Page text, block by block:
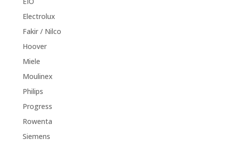
Electrolux
Fakir / Nilco
Hoover
Miele
Moulinex
Philips
Progress
Rowenta
Siemens